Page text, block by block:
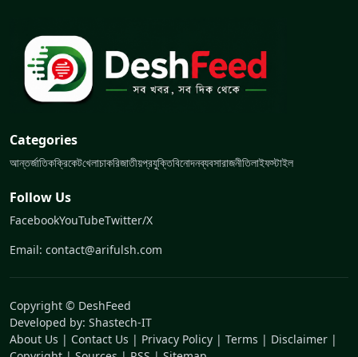
Categories
আন্তর্জাতিকক্রিকেটখেলাচাকরিজাতীয়প্রযুক্তিবিনোদনব্যবসারাজনীতিলাইফস্টাইল
Follow Us
FacebookYouTubeTwitter/X
Email: contact@arifulsh.com
Copyright © DeshFeed
Developed by: Shastech-IT
About Us | Contact Us | Privacy Policy | Terms | Disclaimer |